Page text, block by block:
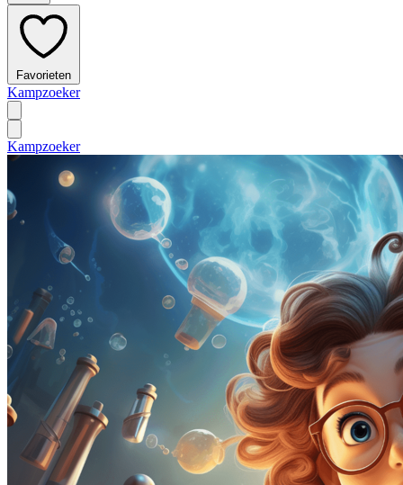
Favorieten
Kampzoeker
Kampzoeker